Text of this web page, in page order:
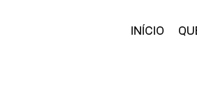
INÍCIO